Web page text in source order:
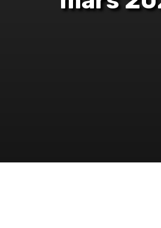
votre recherche...